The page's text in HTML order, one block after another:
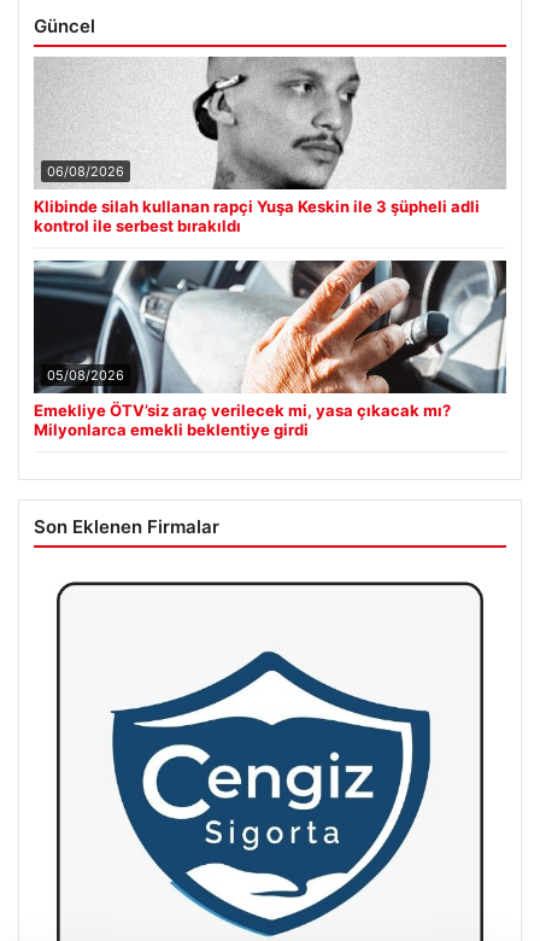
Güncel
06/08/2026
Klibinde silah kullanan rapçi Yuşa Keskin ile 3 şüpheli adli
kontrol ile serbest bırakıldı
05/08/2026
Emekliye ÖTV’siz araç verilecek mi, yasa çıkacak mı?
Milyonlarca emekli beklentiye girdi
Son Eklenen Firmalar